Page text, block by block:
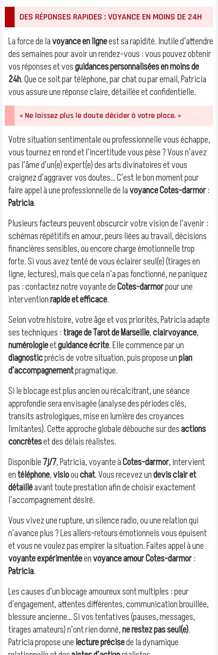
DES RÉPONSES RAPIDES : VOYANCE EN MOINS DE 24H
La force de lavoyance en ligneest sa rapidité. Inutile d’attendre
des semaines pour avoir un rendez-vous : vous pouvez obtenir
vos réponses et vosguidances personnalisées en moins de
24h. Que ce soit par téléphone, par chat ou par email, Patricia
vous assure une réponse claire, détaillée et confidentielle.
« Ne laissez plus le doute décider à votre place. »
Votre situation sentimentale ou professionnelle vous échappe,
vous tournez en rond et l’incertitude vous pèse ? Vous n’avez
pas l’âme d’un(e) expert(e) des arts divinatoires et vous
craignez d’aggraver vos doutes… C’est le bon moment pour
faire appel à une professionnelle de lavoyance Cotes-darmor:
Patricia.
Plusieurs facteurs peuvent obscurcir votre vision de l’avenir :
schémas répétitifs en amour, peurs liées au travail, décisions
financières sensibles, ou encore charge émotionnelle trop
forte. Si vous avez tenté de vous éclairer seul(e) (tirages en
ligne, lectures), mais que cela n’a pas fonctionné, ne paniquez
pas : contactez notre voyante deCotes-darmorpour une
interventionrapide et efficace.
Selon votre histoire, votre âge et vos priorités, Patricia adapte
ses techniques :tirage de Tarot de Marseille,clairvoyance,
numérologieetguidance écrite. Elle commence par un
diagnosticprécis de votre situation, puis propose unplan
d’accompagnementpragmatique.
Si le blocage est plus ancien ou récalcitrant, une séance
approfondie sera envisagée (analyse des périodes clés,
transits astrologiques, mise en lumière des croyances
limitantes). Cette approche globale débouche sur desactions
concrèteset des délais réalistes.
Disponible7j/7, Patricia, voyante àCotes-darmor, intervient
entéléphone,visioouchat. Vous recevez undevis clair et
détailléavant toute prestation afin de choisir exactement
l’accompagnement désiré.
Vous vivez une rupture, un silence radio, ou une relation qui
n’avance plus ? Les allers-retours émotionnels vous épuisent
et vous ne voulez pas empirer la situation. Faites appel à une
voyante expérimentéeenvoyance amour Cotes-darmor:
Patricia.
Les causes d’un blocage amoureux sont multiples : peur
d’engagement, attentes différentes, communication brouillée,
blessure ancienne… Si vos tentatives (pauses, messages,
tirages amateurs) n’ont rien donné,ne restez pas seul(e).
Patricia propose unelecture précisede la dynamique